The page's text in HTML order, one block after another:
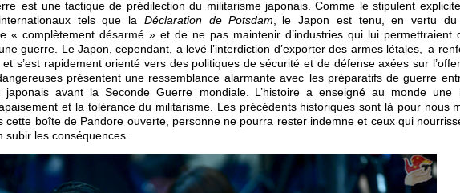
est une tactique de prédilection du militarisme japonais. Comme le stipulent
tels que la Déclaration de Potsdam , le Japon est tenu, en vertu du
« complètement désarmé » et de ne pas maintenir d’industries qui lui permettraient
guerre. Le Japon, cependant, a levé l’interdiction d’exporter des armes létales, a
et s’est rapidement orienté vers des politiques de sécurité et de défense axées sur
présentent une ressemblance alarmante avec les préparatifs de guerre
japonais avant la Seconde Guerre mondiale. L’histoire a enseigné au monde une
et la tolérance du militarisme. Les précédents historiques sont là pour nous
cette boîte de Pandore ouverte, personne ne pourra rester indemne et ceux qui
subir les conséquences.